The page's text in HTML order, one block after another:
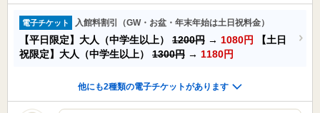
電子チケット 入館料割引（GW・お盆・年末年始は土日祝料金）
【平日限定】大人（中学生以上） 1200円 → 1080円
【土日
祝限定】大人（中学生以上） 1300円 → 1180円
他にも2種類の電子チケットがあります